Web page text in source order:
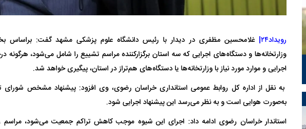
رویداد۲۴|
غلامحسین مظفری در دیدار با رئیس دانشگاه علوم پزشکی مشهد گفت: براساس
وزارتخانه‌ها و دستگاه‌های اجرایی که سه استان برگزارکننده مراسم تشییع را شامل می‌شود، هرگونه
اجرایی و موارد مورد نیاز با وزارتخانه‌ها یا دستگاه‌های هم‌تراز در استان، پیگیری خواهد شد.
به نقل از اداره کل روابط عمومی استانداری خراسان رضوی، وی افزود: پیشنهاد مشخص شورای
به‌صورت هوایی است و به نظر می‌رسد این پیشنهاد اجرایی شود.
استاندار خراسان رضوی ادامه داد: اجرای این شیوه موجب کاهش تراکم جمعیت می‌شود، مراسم
دو خرید جدید پرسپولیس نهایی شد؛
امضای قرارداد امروز
معضل بزرگ پرسپولیس؛ دنیل گرا حاضر
به فسخ قرارداد نیست
مقصد احتمالی